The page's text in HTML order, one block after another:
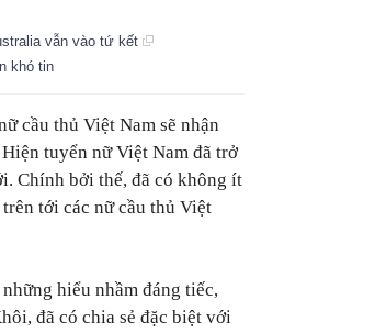
vẫn vào tứ kết
khó tin
cầu thủ Việt Nam sẽ nhận
tuyển nữ Việt Nam đã trở
Chính bởi thế, đã có không ít
tới các nữ cầu thủ Việt
hiểu nhầm đáng tiếc,
đã có chia sẻ đặc biệt với